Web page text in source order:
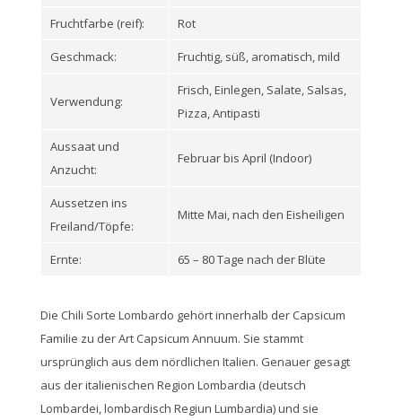
Fruchtfarbe (reif): Rot
Geschmack: Fruchtig, süß, aromatisch, mild
Verwendung:
Frisch, Einlegen, Salate, Salsas,
Pizza, Antipasti
Aussaat und
Anzucht:
Februar bis April (Indoor)
Aussetzen ins
Freiland/Töpfe:
Mitte Mai, nach den Eisheiligen
Ernte: 65 – 80 Tage nach der Blüte
Die Chili Sorte Lombardo gehört innerhalb der Capsicum
Familie zu der Art Capsicum Annuum. Sie stammt
ursprünglich aus dem nördlichen Italien. Genauer gesagt
aus der italienischen Region Lombardia (deutsch
Lombardei, lombardisch Regiun Lumbardia) und sie